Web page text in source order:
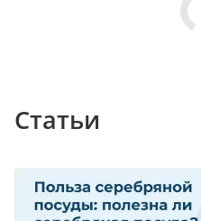
Статьи